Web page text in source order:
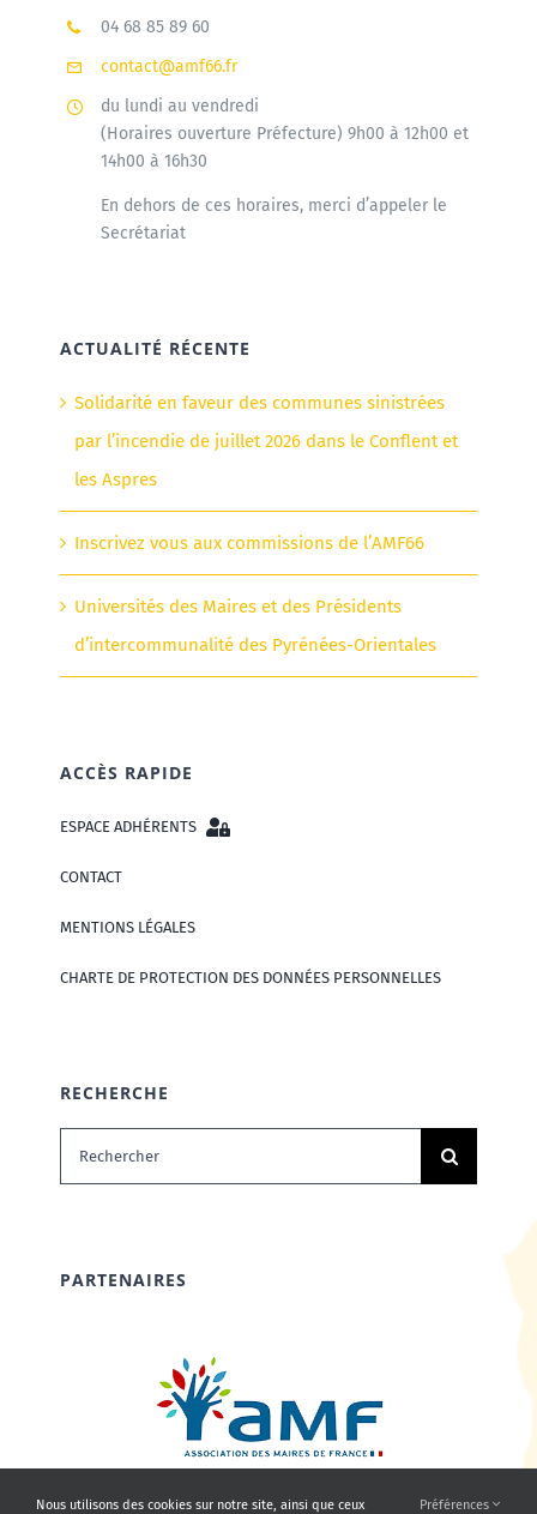
04 68 85 89 60
contact@amf66.fr
du lundi au vendredi
(Horaires ouverture Préfecture) 9h00 à 12h00 et
14h00 à 16h30
En dehors de ces horaires, merci d’appeler le
Secrétariat
ACTUALITÉ RÉCENTE
Solidarité en faveur des communes sinistrées
par l’incendie de juillet 2026 dans le Conflent et
les Aspres
Inscrivez vous aux commissions de l’AMF66
Universités des Maires et des Présidents
d’intercommunalité des Pyrénées-Orientales
ACCÈS RAPIDE
ESPACE ADHÉRENTS
CONTACT
MENTIONS LÉGALES
CHARTE DE PROTECTION DES DONNÉES PERSONNELLES
RECHERCHE
Rechercher:
PARTENAIRES
Nous utilisons des cookies sur notre site, ainsi que ceux Préférences